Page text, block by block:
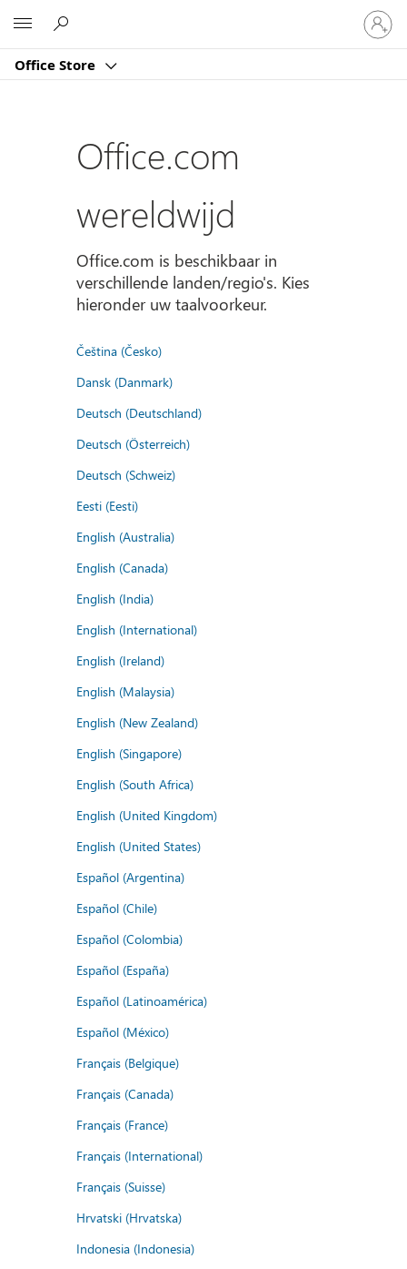
Office Store
Meld
je
aan
je
Office.com
wereldwijd
Office.com is beschikbaar in
verschillende landen/regio's. Kies
hieronder uw taalvoorkeur.
Čeština (Česko)
Dansk (Danmark)
Deutsch (Deutschland)
Deutsch (Österreich)
Deutsch (Schweiz)
Eesti (Eesti)
English (Australia)
English (Canada)
English (India)
English (International)
English (Ireland)
English (Malaysia)
English (New Zealand)
English (Singapore)
English (South Africa)
English (United Kingdom)
English (United States)
Español (Argentina)
Español (Chile)
Español (Colombia)
Español (España)
Español (Latinoamérica)
Español (México)
Français (Belgique)
Français (Canada)
Français (France)
Français (International)
Français (Suisse)
Hrvatski (Hrvatska)
Indonesia (Indonesia)